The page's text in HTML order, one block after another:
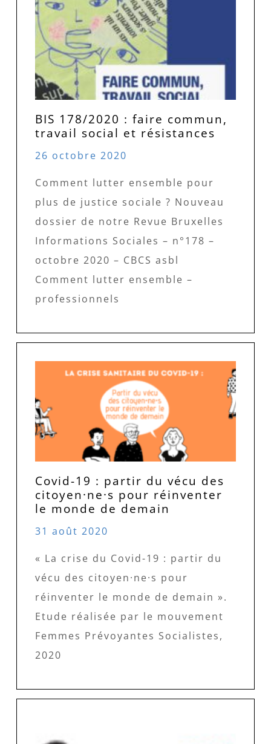
BIS 178/2020 : faire commun,
travail social et résistances
26 octobre 2020
Comment lutter ensemble pour
plus de justice sociale ? Nouveau
dossier de notre Revue Bruxelles
Informations Sociales – n°178 –
octobre 2020 – CBCS asbl
Comment lutter ensemble –
professionnels
Covid-19 : partir du vécu des
citoyen·ne·s pour réinventer
le monde de demain
31 août 2020
« La crise du Covid-19 : partir du
vécu des citoyen·ne·s pour
réinventer le monde de demain ».
Etude réalisée par le mouvement
Femmes Prévoyantes Socialistes,
2020